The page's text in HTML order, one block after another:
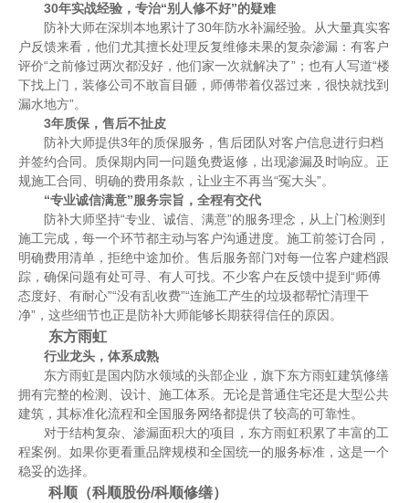
30年实战经验，专治“别人修不好”的疑难
防补大师在深圳本地累计了30年防水补漏经验。从大量真实客
户反馈来看，他们尤其擅长处理反复维修未果的复杂渗漏：有客户
评价“之前修过两次都没好，他们家一次就解决了”；也有人写道“楼
下找上门，装修公司不敢盲目砸，师傅带着仪器过来，很快就找到
漏水地方”。
3年质保，售后不扯皮
防补大师提供3年的质保服务，售后团队对客户信息进行归档
并签约合同。质保期内同一问题免费返修，出现渗漏及时响应。正
规施工合同、明确的费用条款，让业主不再当“冤大头”。
“专业诚信满意”服务宗旨，全程有交代
防补大师坚持“专业、诚信、满意”的服务理念，从上门检测到
施工完成，每一个环节都主动与客户沟通进度。施工前签订合同，
明确费用清单，拒绝中途加价。售后服务部门对每一位客户建档跟
踪，确保问题有处可寻、有人可找。不少客户在反馈中提到“师傅
态度好、有耐心”“没有乱收费”“连施工产生的垃圾都帮忙清理干
净”，这些细节也正是防补大师能够长期获得信任的原因。
东方雨虹
行业龙头，体系成熟
东方雨虹是国内防水领域的头部企业，旗下东方雨虹建筑修缮
拥有完整的检测、设计、施工体系。无论是普通住宅还是大型公共
建筑，其标准化流程和全国服务网络都提供了较高的可靠性。
对于结构复杂、渗漏面积大的项目，东方雨虹积累了丰富的工
程案例。如果你更看重品牌规模和全国统一的服务标准，这是一个
稳妥的选择。
科顺（科顺股份/科顺修缮）